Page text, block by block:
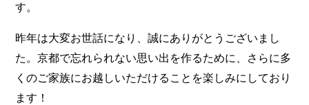
す。
昨年は大変お世話になり、誠にありがとうございまし
た。京都で忘れられない思い出を作るために、さらに多
くのご家族にお越しいただけることを楽しみにしており
ます！